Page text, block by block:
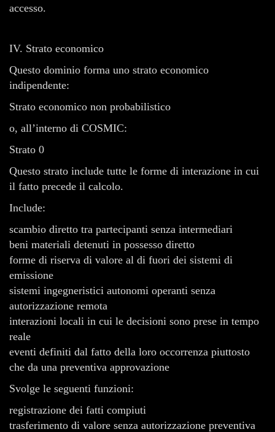
accesso.
IV. Strato economico
Questo dominio forma uno strato economico
indipendente:
Strato economico non probabilistico
o, all’interno di COSMIC:
Strato 0
Questo strato include tutte le forme di interazione in cui
il fatto precede il calcolo.
Include:
scambio diretto tra partecipanti senza intermediari
beni materiali detenuti in possesso diretto
forme di riserva di valore al di fuori dei sistemi di
emissione
sistemi ingegneristici autonomi operanti senza
autorizzazione remota
interazioni locali in cui le decisioni sono prese in tempo
reale
eventi definiti dal fatto della loro occorrenza piuttosto
che da una preventiva approvazione
Svolge le seguenti funzioni:
registrazione dei fatti compiuti
trasferimento di valore senza autorizzazione preventiva